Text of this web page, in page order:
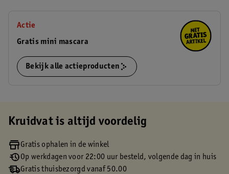
Actie
Gratis mini mascara
Bekijk alle actieproducten
Kruidvat is altijd voordelig
Gratis ophalen in de winkel
Op werkdagen voor 22:00 uur besteld, volgende dag in huis
Gratis thuisbezorgd vanaf 50.00